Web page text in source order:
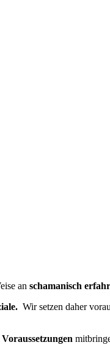
an schamanisch
Wir setzen daher